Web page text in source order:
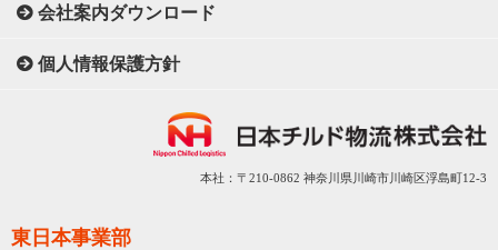
会社案内ダウンロード
個人情報保護方針
本社：〒210-0862 神奈川県川崎市川崎区浮島町12-3
東日本事業部